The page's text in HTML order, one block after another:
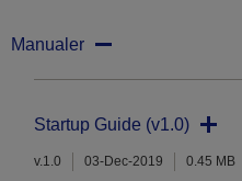
Manualer
Startup Guide (v1.0)
v.1.0 03-Dec-2019 0.45 MB